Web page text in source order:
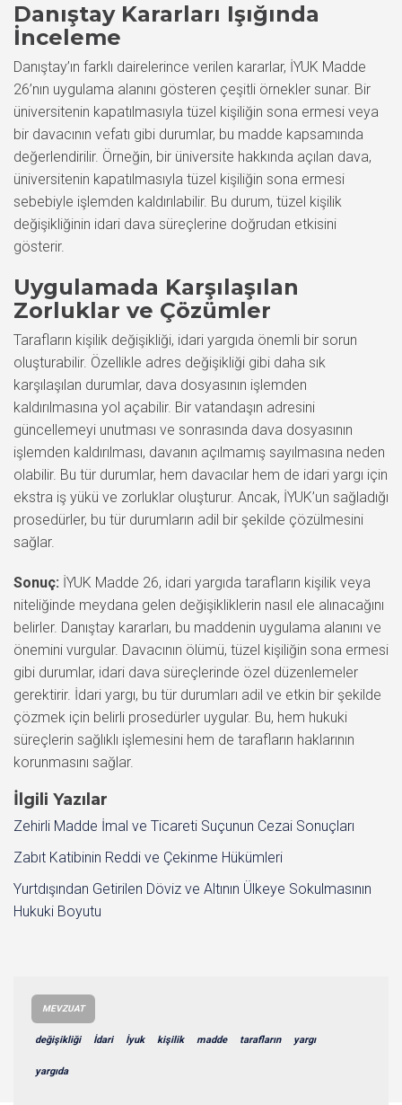
Danıştay Kararları Işığında
İnceleme
Danıştay’ın farklı dairelerince verilen kararlar, İYUK Madde
26’nın uygulama alanını gösteren çeşitli örnekler sunar. Bir
üniversitenin kapatılmasıyla tüzel kişiliğin sona ermesi veya
bir davacının vefatı gibi durumlar, bu madde kapsamında
değerlendirilir. Örneğin, bir üniversite hakkında açılan dava,
üniversitenin kapatılmasıyla tüzel kişiliğin sona ermesi
sebebiyle işlemden kaldırılabilir. Bu durum, tüzel kişilik
değişikliğinin idari dava süreçlerine doğrudan etkisini
gösterir.
Uygulamada Karşılaşılan
Zorluklar ve Çözümler
Tarafların kişilik değişikliği, idari yargıda önemli bir sorun
oluşturabilir. Özellikle adres değişikliği gibi daha sık
karşılaşılan durumlar, dava dosyasının işlemden
kaldırılmasına yol açabilir. Bir vatandaşın adresini
güncellemeyi unutması ve sonrasında dava dosyasının
işlemden kaldırılması, davanın açılmamış sayılmasına neden
olabilir. Bu tür durumlar, hem davacılar hem de idari yargı için
ekstra iş yükü ve zorluklar oluşturur. Ancak, İYUK’un sağladığı
prosedürler, bu tür durumların adil bir şekilde çözülmesini
sağlar.
Sonuç: İYUK Madde 26, idari yargıda tarafların kişilik veya
niteliğinde meydana gelen değişikliklerin nasıl ele alınacağını
belirler. Danıştay kararları, bu maddenin uygulama alanını ve
önemini vurgular. Davacının ölümü, tüzel kişiliğin sona ermesi
gibi durumlar, idari dava süreçlerinde özel düzenlemeler
gerektirir. İdari yargı, bu tür durumları adil ve etkin bir şekilde
çözmek için belirli prosedürler uygular. Bu, hem hukuki
süreçlerin sağlıklı işlemesini hem de tarafların haklarının
korunmasını sağlar.
İlgili Yazılar
Zehirli Madde İmal ve Ticareti Suçunun Cezai Sonuçları
Zabıt Katibinin Reddi ve Çekinme Hükümleri
Yurtdışından Getirilen Döviz ve Altının Ülkeye Sokulmasının
Hukuki Boyutu
MEVZUAT
değişikliği İdari İyuk kişilik madde tarafların yargı
yargıda